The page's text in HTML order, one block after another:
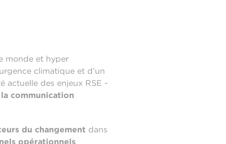
monde et hyper
climatique et d’un
actuelle des enjeux RSE -
communication
du changement dans
opérationnels